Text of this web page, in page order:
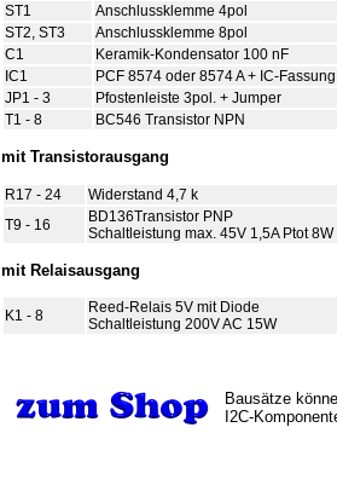
ST1
Anschlussklemme 4pol
ST2, ST3
Anschlussklemme 8pol
C1
Keramik-Kondensator 100 nF
IC1
PCF 8574 oder 8574 A + IC-
JP1 - 3
Pfostenleiste 3pol. + Jumper
T1 - 8
BC546 Transistor NPN
mit Transistorausgang
R17 - 24
Widerstand 4,7 k
T9 - 16
BD136Transistor PNP
Schaltleistung max. 45V 1,5A Ptot 8W
mit Relaisausgang
K1 - 8
Reed-Relais 5V mit Diode
Schaltleistung 200V AC 15W
Bausätze
I2C-